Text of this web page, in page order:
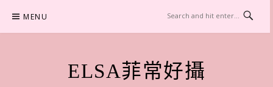
content
MENU
ELSA菲常好攝